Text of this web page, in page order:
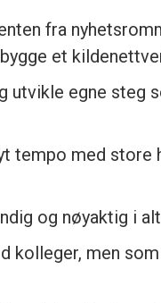
fra
et
utvikle egne steg
tempo med store
og nøyaktig i
kolleger, men